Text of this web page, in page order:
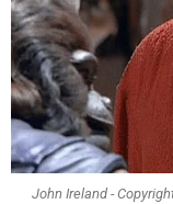
John Ireland -